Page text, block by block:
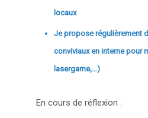
locaux
Je propose régulièrement
conviviaux en interne pour
lasergame,…)
En cours de réflexion :